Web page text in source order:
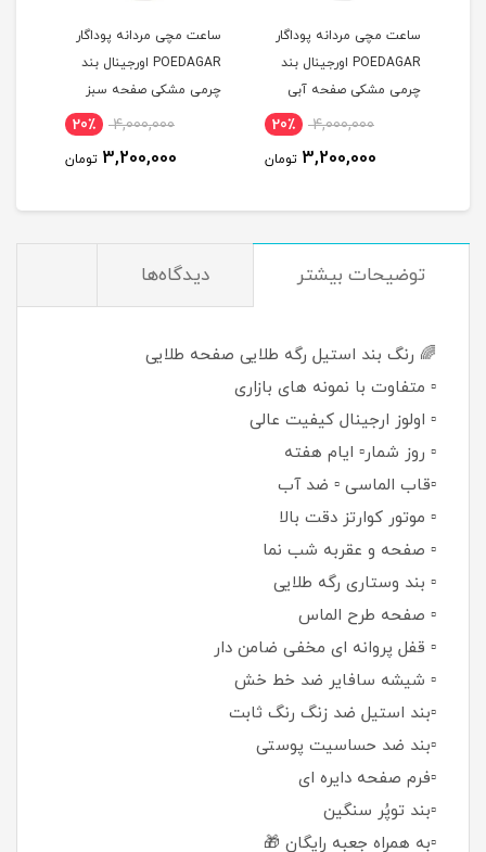
ساعت مچی مردانه پوداگار
POEDAGAR اورجينال بند
چرمی مشکی صفحه آبی
نسخه اروپايی4,000,000 20٪
3,200,000 تومان
ساعت مچی مردانه پوداگار
POEDAGAR اورجينال بند
چرمی مشکی صفحه سبز
نسخه اروپايی4,000,000 20٪
3,200,000 تومان
توضيحات بيشتر دیدگاه‌ها
🌈 رنگ بند استیل رگه طلایی صفحه طلایی
▫️ متفاوت با نمونه های بازاری
▫️ اولوز ارجینال کیفیت عالی
▫️ روز شمار▫️ ایام هفته
▫️قاب الماسی ▫️ ضد آب
▫️ موتور کوارتز دقت بالا
▫️ صفحه و عقربه شب نما
▫️ بند وستاری رگه طلایی
▫️ صفحه طرح الماس
▫️ قفل پروانه ای مخفی ضامن دار
▫️ شیشه سافایر ضد خط خش
▫️بند استیل ضد زنگ رنگ ثابت
▫️بند ضد حساسیت پوستی
▫️فرم صفحه دایره ای
▫️بند توپُر سنگین
▫️به همراه جعبه رایگان 🎁